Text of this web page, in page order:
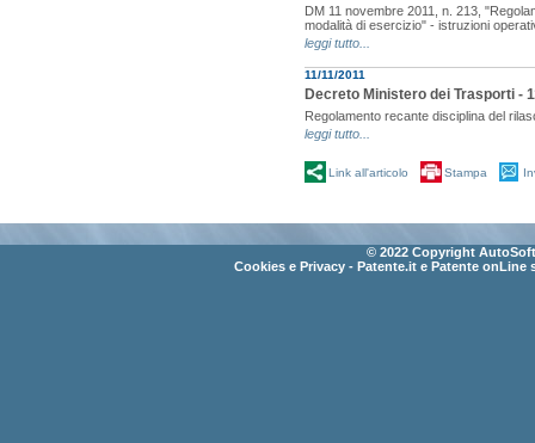
DM 11 novembre 2011, n. 213,
modalità di esercizio" - istruzioni
leggi tutto...
11/11/2011
Decreto Ministero dei Trasporti -
Regolamento recante disciplina del
leggi tutto...
Link all'articolo Stampa
© 2022 Copyright
Cookies e Privacy - Patente.it e Patente onLine